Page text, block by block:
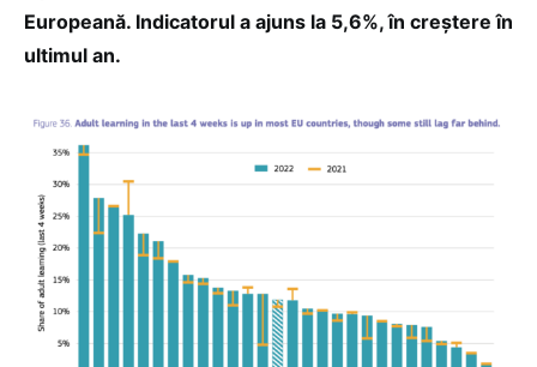
Europeană. Indicatorul a ajuns la 5,6%, în creștere în
ultimul an.